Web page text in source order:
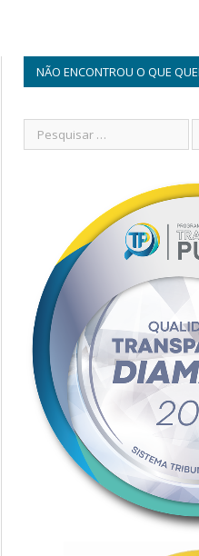
NÃO ENCONTROU O QUE